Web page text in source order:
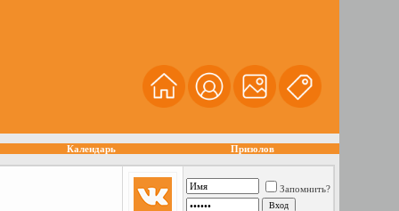
Календарь Призолов
Запомнить?